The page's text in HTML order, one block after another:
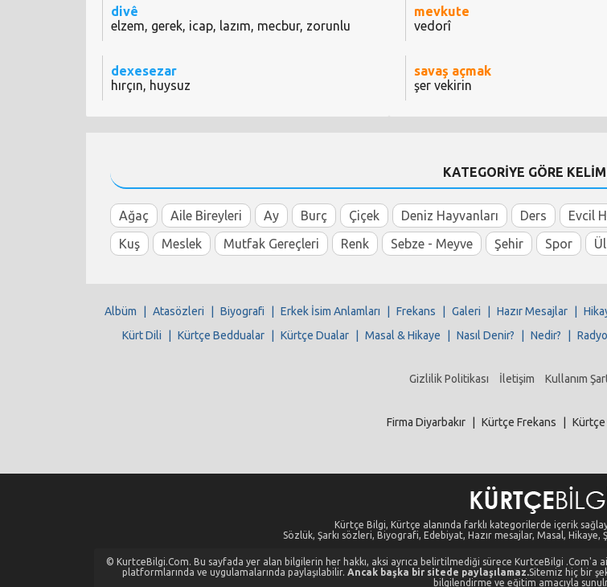
divê
elzem, gerek, icap, lazım, mecbur, zorunlu
dexesezar
hırçın, huysuz
mevkute
vedorî
savaş açmak
şer vekirin
KATEGORİYE GÖRE
Ağaç Aile Bireyleri Ay Burç Çiçek Deniz Hayvanları Ders Evcil
Kuş
Meslek Mutfak Gereçleri Renk Sebze - Meyve Şehir Spor
Albüm Atasözleri Biyografi Erkek İsim Anlamları Frekans Galeri Hazır Mesajlar
Kürt Dili
Kürtçe Beddualar Kürtçe Dualar Masal & Hikaye Nasıl Denir? Nedir? Radyo
Gizlilik Politikası İletişim Kullanım
Firma Diyarbakır Kürtçe Frekans
Kürtçe Bilgi, Kürtçe alanında farklı kategorilerde içerik
Sözlük, Şarkı sözleri, Biyografi, Edebiyat, Hazır mesajlar, Masal, Hikaye,
© KurtceBilgi.Com. Bu sayfada yer alan bilgilerin her hakkı, aksi ayrıca belirtilmediği sürece KurtceBilgi
platformlarında ve uygulamalarında paylaşılabilir. Ancak başka bir sitede paylaşılamaz.Sitemiz hiç bir
bilgilendirme ve eğitim amacıyla